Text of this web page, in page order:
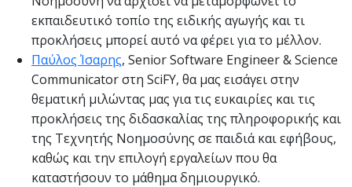
εκπαιδευτικό τοπίο της ειδικής αγωγής και τι
προκλήσεις μπορεί αυτό να φέρει για το μέλλον.
Παύλος Ίσαρης, Senior Software Engineer & Science
Communicator στη SciFY, θα μας εισάγει στην
θεματική μιλώντας μας για τις ευκαιρίες και τις
προκλήσεις της διδασκαλίας της πληροφορικής και
της Τεχνητής Νοημοσύνης σε παιδιά και εφήβους,
καθώς και την επιλογή εργαλείων που θα
καταστήσουν το μάθημα δημιουργικό.